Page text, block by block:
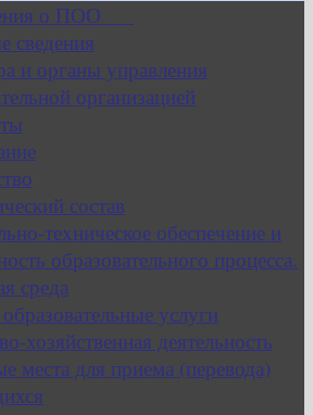
о ПОО
сведения
и органы управления
организацией
состав
техническое обеспечение и
образовательного процесса.
среда
услуги
хозяйственная деятельность
места для приема (перевода)